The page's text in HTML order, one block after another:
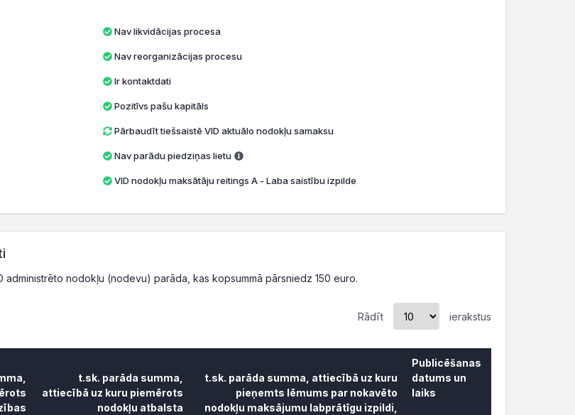
Nav likvidācijas procesa
Nav reorganizācijas procesu
Ir kontaktdati
Pozitīvs pašu kapitāls
Pārbaudīt tiešsaistē VID aktuālo nodokļu samaksu
Nav parādu piedziņas lietu
VID nodokļu maksātāju reitings A - Laba saistību izpilde
administrēto nodokļu (nodevu) parāda, kas kopsummā pārsniedz 150 euro.
Rādīt ierakstus
t.sk. parāda summa,
attiecībā uz kuru piemērots
nodokļu atbalsta
t.sk. parāda summa, attiecībā uz kuru
pieņemts lēmums par nokavēto
nodokļu maksājumu labprātīgu izpildi,
Publicēšanas
datums un
laiks